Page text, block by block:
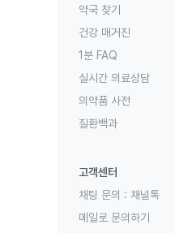
약국 찾기
건강 매거진
1분 FAQ
실시간 의료상담
의약품 사전
질환백과
고객센터
채팅 문의 : 채널톡
메일로 문의하기